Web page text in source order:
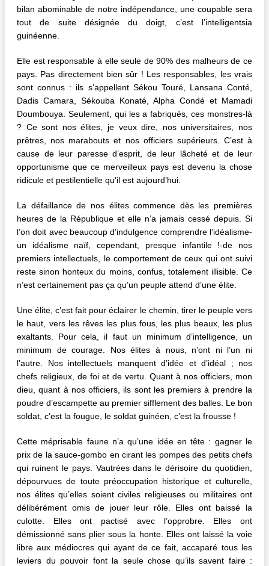
bilan abominable de notre indépendance, une coupable sera
tout de suite désignée du doigt, c’est l’intelligentsia
guinéenne.
Elle est responsable à elle seule de 90% des malheurs de ce
pays. Pas directement bien sûr ! Les responsables, les vrais
sont connus : ils s’appellent Sékou Touré, Lansana Conté,
Dadis Camara, Sékouba Konaté, Alpha Condé et Mamadi
Doumbouya. Seulement, qui les a fabriqués, ces monstres-là
? Ce sont nos élites, je veux dire, nos universitaires, nos
prêtres, nos marabouts et nos officiers supérieurs. C’est à
cause de leur paresse d’esprit, de leur lâcheté et de leur
opportunisme que ce merveilleux pays est devenu la chose
ridicule et pestilentielle qu’il est aujourd’hui.
La défaillance de nos élites commence dès les premières
heures de la République et elle n’a jamais cessé depuis. Si
l’on doit avec beaucoup d’indulgence comprendre l’idéalisme-
un idéalisme naïf, cependant, presque infantile !-de nos
premiers intellectuels, le comportement de ceux qui ont suivi
reste sinon honteux du moins, confus, totalement illisible. Ce
n’est certainement pas ça qu’un peuple attend d’une élite.
Une élite, c’est fait pour éclairer le chemin, tirer le peuple vers
le haut, vers les rêves les plus fous, les plus beaux, les plus
exaltants. Pour cela, il faut un minimum d’intelligence, un
minimum de courage. Nos élites à nous, n’ont ni l’un ni
l’autre. Nos intellectuels manquent d’idée et d’idéal ; nos
chefs religieux, de foi et de vertu. Quant à nos officiers, mon
dieu, quant à nos officiers, ils sont les premiers à prendre la
poudre d’escampette au premier sifflement des balles. Le bon
soldat, c’est la fougue, le soldat guinéen, c’est la frousse !
Cette méprisable faune n’a qu’une idée en tête : gagner le
prix de la sauce-gombo en cirant les pompes des petits chefs
qui ruinent le pays. Vautrées dans le dérisoire du quotidien,
dépourvues de toute préoccupation historique et culturelle,
nos élites qu’elles soient civiles religieuses ou militaires ont
délibérément omis de jouer leur rôle. Elles ont baissé la
culotte. Elles ont pactisé avec l’opprobre. Elles ont
démissionné sans plier sous la honte. Elles ont laissé la voie
libre aux médiocres qui ayant de ce fait, accaparé tous les
leviers du pouvoir font la seule chose qu’ils savent faire :